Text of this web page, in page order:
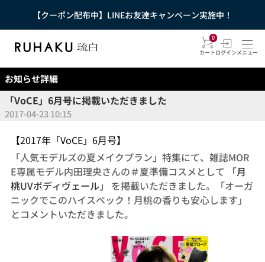
【クーポン配布中】LINEお友達キャンペーン実施中！
0
カートログインメニュー
お知らせ詳細
「VoCE」6月号に掲載いただきました
2017-04-23 10:15
【2017年「VoCE」6月号】
「人気モデルズの夏メイクプラン」特集にて、雑誌MOR
E専属モデル内田理央さんの＃夏準備コスメとして
「月
桃UVボディヴェール」
を掲載いただきました。「オーガ
ニックでこのハイスペック！月桃の香りも安心します」
とコメントいただきました。